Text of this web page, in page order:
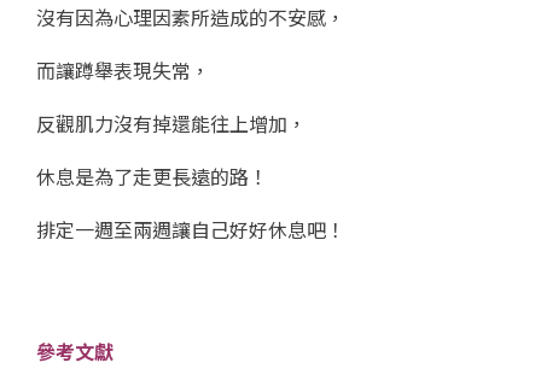
沒有因為心理因素所造成的不安感，
而讓蹲舉表現失常，
反觀肌力沒有掉還能往上增加，
休息是為了走更長遠的路！
排定一週至兩週讓自己好好休息吧！
參考文獻